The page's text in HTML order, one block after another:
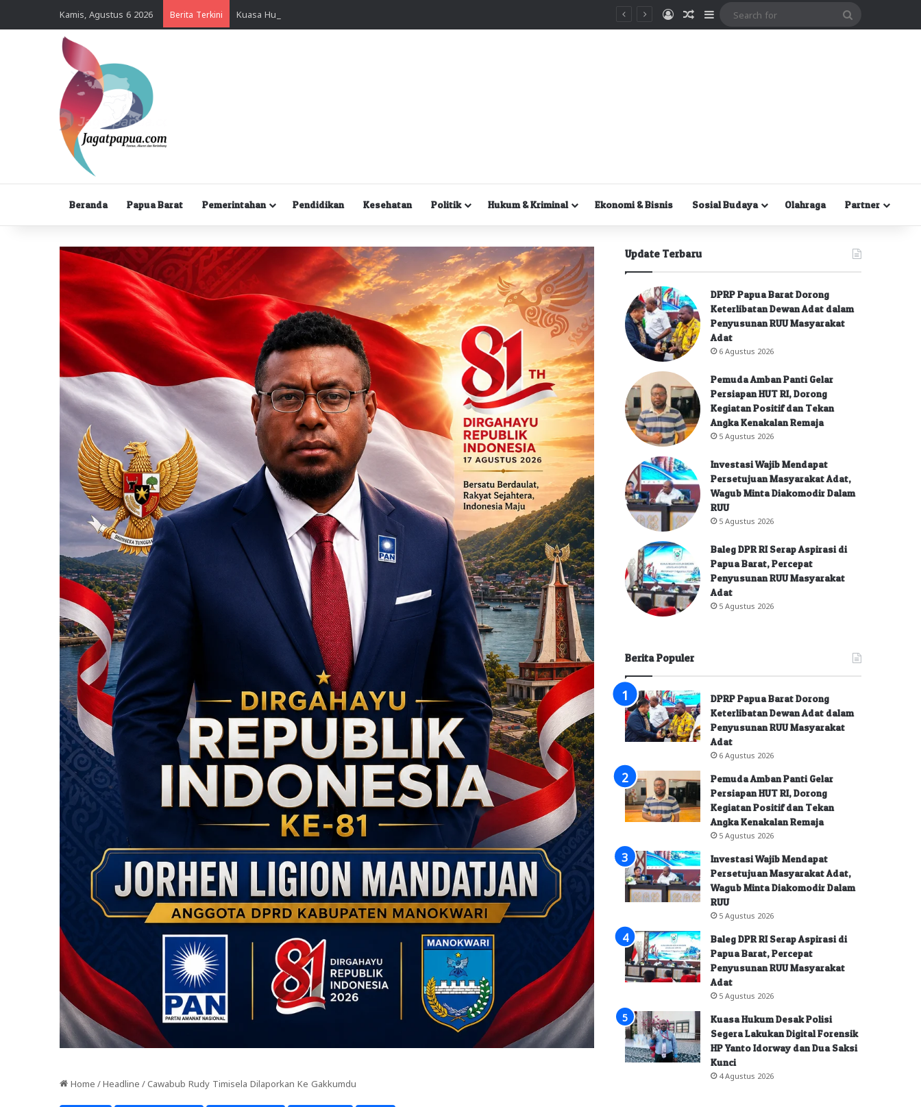
Kamis, Agustus 6 2026 Berita Terkini MasukRandom Article
Sidebar
Beranda Papua Barat Pemerintahan Pendidikan Kesehatan Politik Hukum & Kriminal Ekonomi & Bisnis Sosial Budaya Olahraga Partner
Home / Headline / Cawabub Rudy Timisela Dilaporkan Ke Gakkumdu
Update Terbaru
DPRP Papua Barat Dorong
Keterlibatan Dewan Adat dalam
Penyusunan RUU Masyarakat
Adat
6 Agustus 2026
Pemuda Amban Panti Gelar
Persiapan HUT RI, Dorong
Kegiatan Positif dan Tekan
Angka Kenakalan Remaja
5 Agustus 2026
Investasi Wajib Mendapat
Persetujuan Masyarakat Adat,
Wagub Minta Diakomodir Dalam
RUU
5 Agustus 2026
Baleg DPR RI Serap Aspirasi di
Papua Barat, Percepat
Penyusunan RUU Masyarakat
Adat
5 Agustus 2026
Berita Populer
DPRP Papua Barat Dorong
Keterlibatan Dewan Adat dalam
Penyusunan RUU Masyarakat
Adat
6 Agustus 2026
Pemuda Amban Panti Gelar
Persiapan HUT RI, Dorong
Kegiatan Positif dan Tekan
Angka Kenakalan Remaja
5 Agustus 2026
Investasi Wajib Mendapat
Persetujuan Masyarakat Adat,
Wagub Minta Diakomodir Dalam
RUU
5 Agustus 2026
Baleg DPR RI Serap Aspirasi di
Papua Barat, Percepat
Penyusunan RUU Masyarakat
Adat
5 Agustus 2026
Kuasa Hukum Desak Polisi
Segera Lakukan Digital Forensik
HP Yanto Idorway dan Dua Saksi
Kunci
4 Agustus 2026